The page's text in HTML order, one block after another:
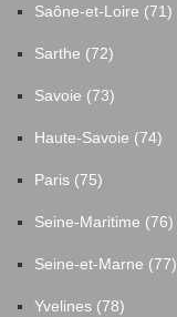
Saône-et-Loire (71)
Sarthe (72)
Savoie (73)
Haute-Savoie (74)
Paris (75)
Seine-Maritime (76)
Seine-et-Marne (77)
Yvelines (78)